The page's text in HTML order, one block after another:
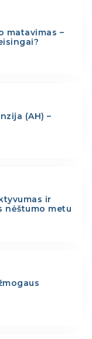
matavimas –
(AH) –
ir
nėštumo metu